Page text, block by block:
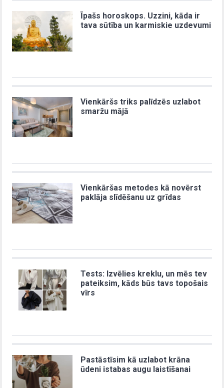
Īpašs horoskops. Uzzini, kāda ir
tava sūtība un karmiskie uzdevumi
Vienkāršs triks palīdzēs uzlabot
smaržu mājā
Vienkāršas metodes kā novērst
paklāja slīdēšanu uz grīdas
Tests: Izvēlies kreklu, un mēs tev
pateiksim, kāds būs tavs topošais
vīrs
Pastāstīsim kā uzlabot krāna
ūdeni istabas augu laistīšanai